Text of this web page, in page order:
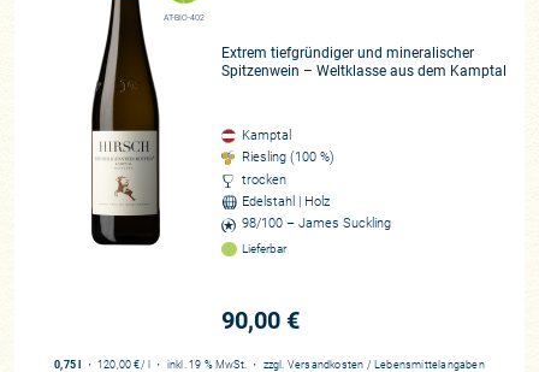
AT-BIO-402
Extrem tiefgründiger und mineralischer
Spitzenwein – Weltklasse aus dem Kamptal
Kamptal
Riesling (100 %)
trocken
Edelstahl | Holz
98/100 – James Suckling
Lieferbar
90,00 €
0,75 l ・ 120,00 € / l ・ inkl. 19 % MwSt. ・ zzgl. Versandkosten / Lebensmittelangaben